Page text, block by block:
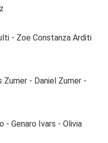
- Zoe Constanza Arditi
Zumer - Daniel Zumer -
- Genaro Ivars - Olivia